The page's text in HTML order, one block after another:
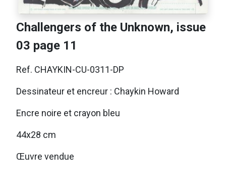
Challengers of the Unknown, issue
03 page 11
Ref. CHAYKIN-CU-0311-DP
Dessinateur et encreur : Chaykin Howard
Encre noire et crayon bleu
44x28 cm
Œuvre vendue